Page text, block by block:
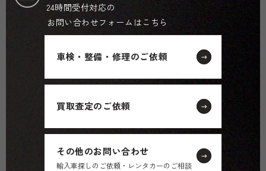
24時間受付対応の
お問い合わせフォームはこちら
車検・整備・修理のご依頼
買取査定のご依頼
その他のお問い合わせ
輸入車探しのご依頼・レンタカーのご相談